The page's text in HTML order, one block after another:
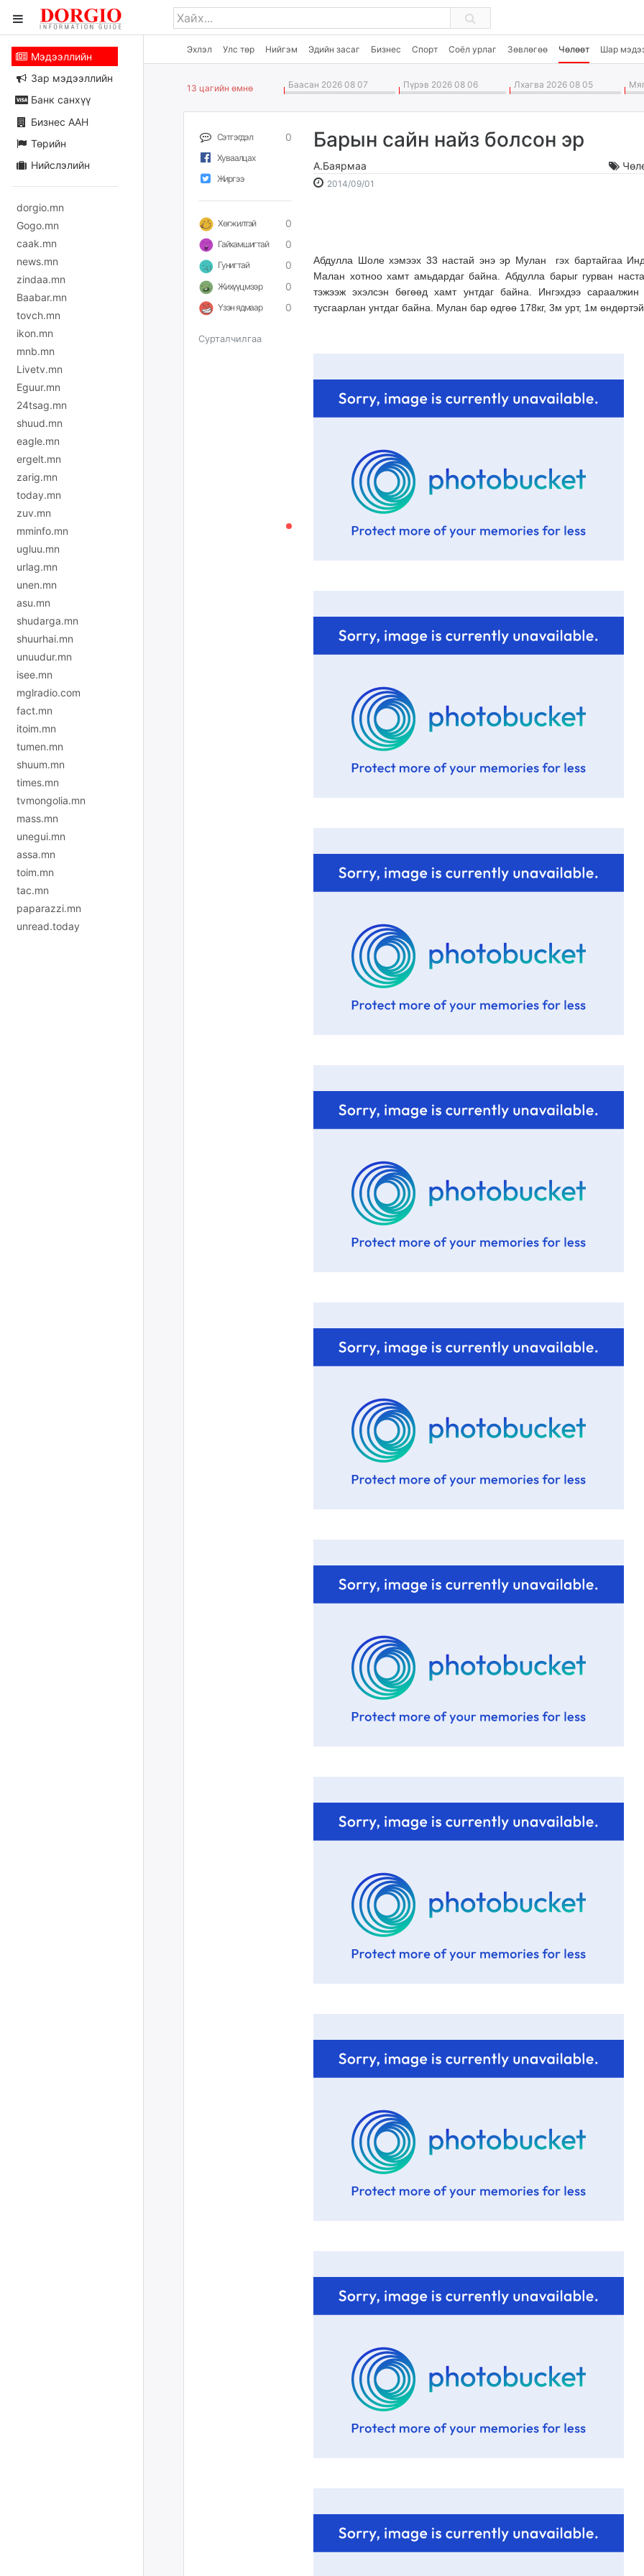
Эхлэл Улс төр Нийгэм Эдийн засаг Бизнес Спорт Соёл урлаг Зөвлөгөө Чөлөөт Шар
Мэдээллийн
Зар мэдээллийн
Банк санхүү
Бизнес ААН
Төрийн
Нийслэлийн
dorgio.mn
Gogo.mn
caak.mn
news.mn
zindaa.mn
Baabar.mn
tovch.mn
ikon.mn
mnb.mn
Livetv.mn
Eguur.mn
24tsag.mn
shuud.mn
eagle.mn
ergelt.mn
zarig.mn
today.mn
zuv.mn
mminfo.mn
ugluu.mn
urlag.mn
unen.mn
asu.mn
shudarga.mn
shuurhai.mn
unuudur.mn
isee.mn
mglradio.com
fact.mn
itoim.mn
tumen.mn
shuum.mn
times.mn
tvmongolia.mn
mass.mn
unegui.mn
assa.mn
toim.mn
tac.mn
paparazzi.mn
unread.today
13 цагийн өмнө Баасан 2026 08 07 Пүрэв 2026 08 06 Лхагва 2026 08 05
Сэтгэгдэл 0
Хуваалцах
Жиргээ
Хөгжилтэй 0
Гайхамшигтай 0
Гунигтай 0
Жихүүцмээр 0
Үзэн ядмаар 0
Сурталчилгаа
Барын сайн найз болсон эр
А.Баярмаа
2014/09/01
Абдулла Шоле хэмээх 33 настай энэ эр Мулан гэх бартайгаа
Малан хотноо хамт амьдардаг байна. Абдулла барыг гурван
тэжээж эхэлсэн бөгөөд хамт унтдаг байна. Ингэхдээ сараалжин
тусгаарлан унтдаг байна. Мулан бар өдгөө 178кг, 3м урт, 1м